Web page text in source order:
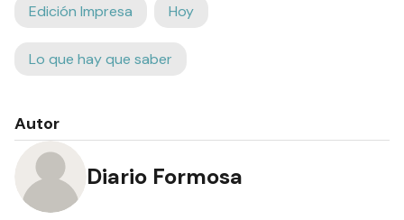
Edición Impresa Hoy
Lo que hay que saber
Autor
Diario Formosa